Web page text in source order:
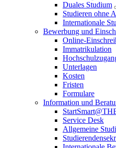
Duales Studium
Studieren ohne
Internationale
Bewerbung und
Online-
Immatrikulation
Unterlagen
Kosten
Fristen
Formulare
Information und
Service Desk
Allgemeine